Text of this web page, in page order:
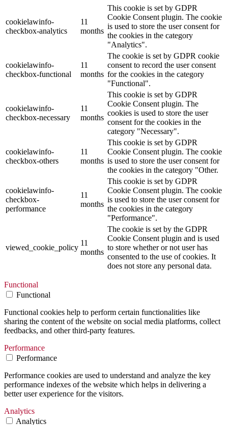
cookielawinfo-
checkbox-analytics
11
months
This cookie is set by GDPR
Cookie Consent plugin. The cookie
is used to store the user consent for
the cookies in the category
"Analytics".
cookielawinfo-
checkbox-functional
11
months
The cookie is set by GDPR cookie
consent to record the user consent
for the cookies in the category
"Functional".
cookielawinfo-
checkbox-necessary
11
months
This cookie is set by GDPR
Cookie Consent plugin. The
cookies is used to store the user
consent for the cookies in the
category "Necessary".
cookielawinfo-
checkbox-others
11
months
This cookie is set by GDPR
Cookie Consent plugin. The cookie
is used to store the user consent for
the cookies in the category "Other.
cookielawinfo-
checkbox-
performance
11
months
This cookie is set by GDPR
Cookie Consent plugin. The cookie
is used to store the user consent for
the cookies in the category
"Performance".
viewed_cookie_policy
11
months
The cookie is set by the GDPR
Cookie Consent plugin and is used
to store whether or not user has
consented to the use of cookies. It
does not store any personal data.
Functional
Functional
Functional cookies help to perform certain functionalities like
sharing the content of the website on social media platforms, collect
feedbacks, and other third-party features.
Performance
Performance
Performance cookies are used to understand and analyze the key
performance indexes of the website which helps in delivering a
better user experience for the visitors.
Analytics
Analytics